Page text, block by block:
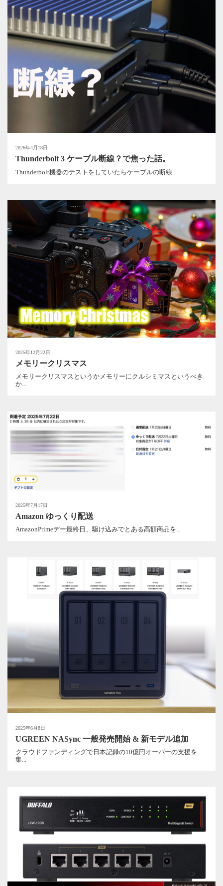
2026年4月18日
Thunderbolt 3 ケーブル断線？で焦った話。
Thunderbolt機器のテストをしていたらケーブルの断線...
2025年12月22日
メモリークリスマス
メモリークリスマスというかメモリーにクルシミマスというべき
か...
2025年7月17日
Amazon ゆっくり配送
AmazonPrimeデー最終日、駆け込みでとある高額商品を...
2025年6月8日
UGREEN NASync 一般発売開始 & 新モデル追加
クラウドファンディングで日本記録の10億円オーバーの支援を
集...